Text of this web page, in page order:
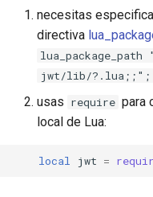
encrypted-session
error-log-write
execute
f4fhds
(opt)
(opt)
(opt)
necesitas
directiva
jwt/lib/?.lua;;";
usas require para
local de Lua:
local jwt =